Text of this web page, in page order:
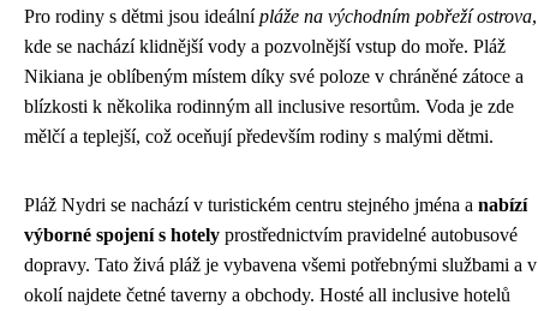
Pro rodiny s dětmi jsou ideálnípláže na východním pobřeží ostrova,
kde se nachází klidnější vody a pozvolnější vstup do moře. Pláž
Nikiana je oblíbeným místem díky své poloze v chráněné zátoce a
blízkosti k několika rodinným all inclusive resortům. Voda je zde
mělčí a teplejší, což oceňují především rodiny s malými dětmi.
Pláž Nydri se nachází v turistickém centru stejného jména a nabízí
výborné spojení s hotely prostřednictvím pravidelné autobusové
dopravy. Tato živá pláž je vybavena všemi potřebnými službami a v
okolí najdete četné taverny a obchody. Hosté all inclusive hotelů